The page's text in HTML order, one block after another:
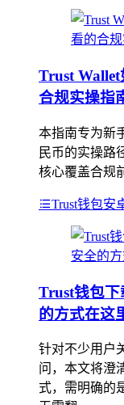
Trust
合规实操指
本指南专为新
民币的实操路
核心覆盖合规
Trust钱包安
Trust钱包
的方式在这
针对不少用户
问，本文将澄
式，需明确的